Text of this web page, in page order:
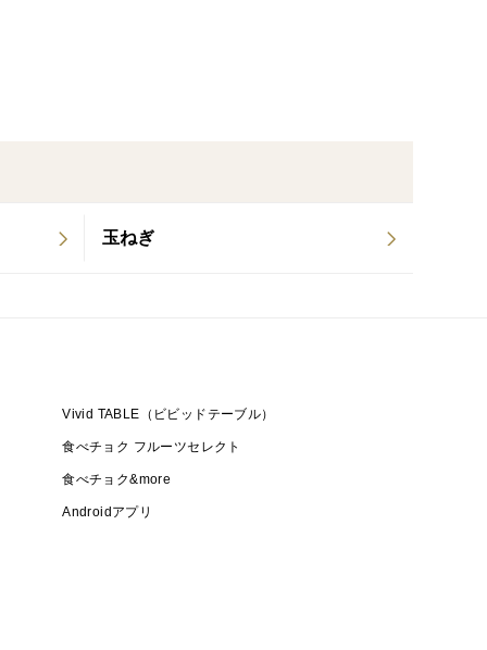
玉ねぎ
Vivid TABLE（ビビッドテーブル）
食べチョク フルーツセレクト
食べチョク&more
Androidアプリ